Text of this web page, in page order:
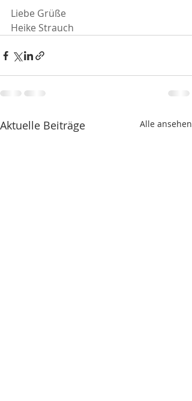
Liebe Grüße
Heike Strauch
Aktuelle Beiträge Alle ansehen